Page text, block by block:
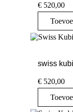
€ 520,00
swiss
€ 520,00